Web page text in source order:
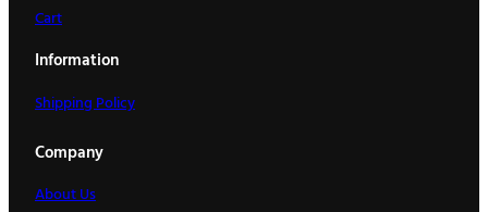
Cart
Information
Shipping Policy
Company
About Us